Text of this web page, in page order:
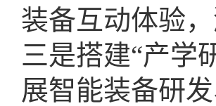
装备互动体验
三是搭建“产学
展智能装备研